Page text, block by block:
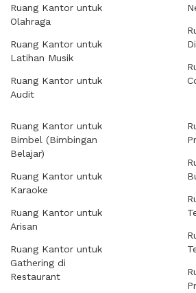
Ruang Kantor untuk
Olahraga
Ruang Kantor untuk
Latihan Musik
Ruang Kantor untuk
Audit
Ruang Kantor untuk
Bimbel (Bimbingan
Belajar)
Ruang Kantor untuk
Karaoke
Ruang Kantor untuk
Arisan
Ruang Kantor untuk
Gathering di
Restaurant